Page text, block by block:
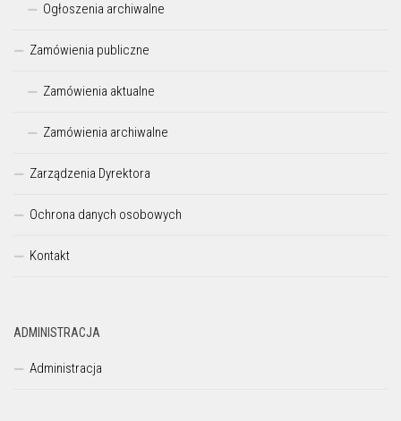
Ogłoszenia archiwalne
Zamówienia publiczne
Zamówienia aktualne
Zamówienia archiwalne
Zarządzenia Dyrektora
Ochrona danych osobowych
Kontakt
ADMINISTRACJA
Administracja